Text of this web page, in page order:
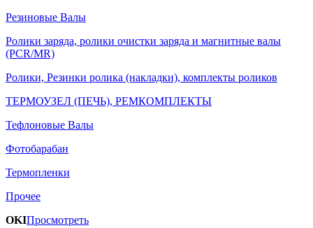
Резиновые Валы
Ролики заряда, ролики очистки заряда и магнитные валы
(PCR/MR)
Ролики, Резинки ролика (накладки), комплекты роликов
ТЕРМОУЗЕЛ (ПЕЧЬ), РЕМКОМПЛЕКТЫ
Тефлоновые Валы
Фотобарабан
Термопленки
Прочее
OKIПросмотреть